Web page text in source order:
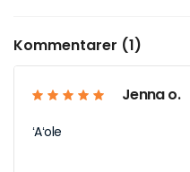
Kommentarer (1)
Jenna o.
ʻAʻole